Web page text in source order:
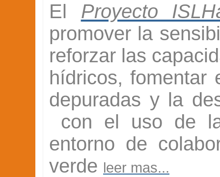
El Proyecto
promover la
reforzar las
hídricos, fomentar
depuradas y la
con el uso de
entorno de
verde leer mas...